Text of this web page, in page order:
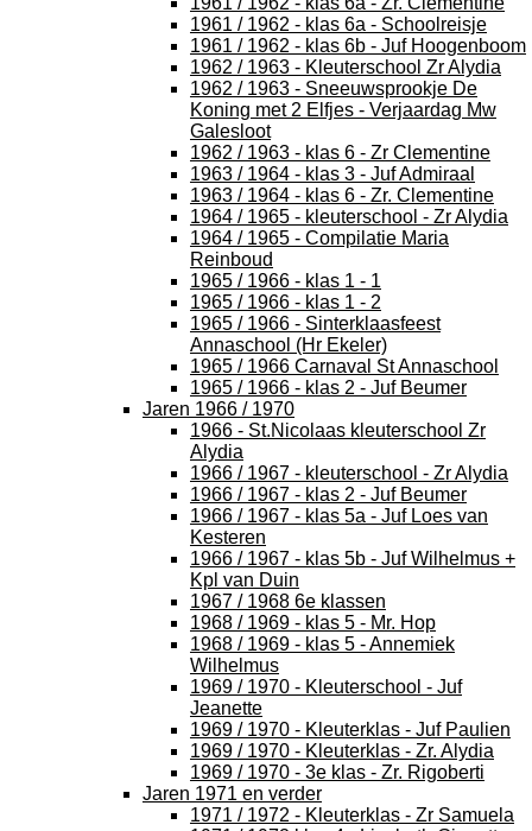
1961 / 1962 - klas 6a - Schoolreisje
1961 / 1962 - klas 6b - Juf Hoogenboom
1962 / 1963 - Kleuterschool Zr Alydia
1962 / 1963 - Sneeuwsprookje De
Koning met 2 Elfjes - Verjaardag Mw
Galesloot
1962 / 1963 - klas 6 - Zr Clementine
1963 / 1964 - klas 3 - Juf Admiraal
1963 / 1964 - klas 6 - Zr. Clementine
1964 / 1965 - kleuterschool - Zr Alydia
1964 / 1965 - Compilatie Maria
Reinboud
1965 / 1966 - klas 1 - 1
1965 / 1966 - klas 1 - 2
1965 / 1966 - Sinterklaasfeest
Annaschool (Hr Ekeler)
1965 / 1966 Carnaval St Annaschool
1965 / 1966 - klas 2 - Juf Beumer
Jaren 1966 / 1970
1966 - St.Nicolaas kleuterschool Zr
Alydia
1966 / 1967 - kleuterschool - Zr Alydia
1966 / 1967 - klas 2 - Juf Beumer
1966 / 1967 - klas 5a - Juf Loes van
Kesteren
1966 / 1967 - klas 5b - Juf Wilhelmus +
Kpl van Duin
1967 / 1968 6e klassen
1968 / 1969 - klas 5 - Mr. Hop
1968 / 1969 - klas 5 - Annemiek
Wilhelmus
1969 / 1970 - Kleuterschool - Juf
Jeanette
1969 / 1970 - Kleuterklas - Juf Paulien
1969 / 1970 - Kleuterklas - Zr. Alydia
1969 / 1970 - 3e klas - Zr. Rigoberti
Jaren 1971 en verder
1971 / 1972 - Kleuterklas - Zr Samuela